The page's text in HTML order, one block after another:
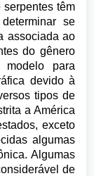
serpentes têm
se
associada ao
do gênero
para
devido à
tipos de
a América
exceto
algumas
Algumas
de